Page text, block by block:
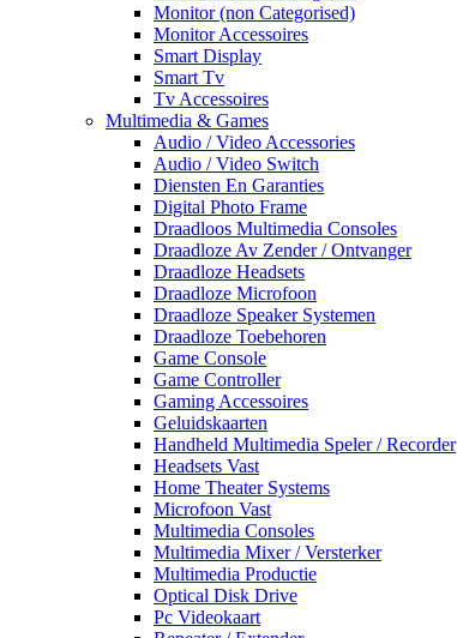
Monitor (non Categorised)
Monitor Accessoires
Smart Display
Smart Tv
Tv Accessoires
Multimedia & Games
Audio / Video Accessories
Audio / Video Switch
Diensten En Garanties
Digital Photo Frame
Draadloos Multimedia Consoles
Draadloze Av Zender / Ontvanger
Draadloze Headsets
Draadloze Microfoon
Draadloze Speaker Systemen
Draadloze Toebehoren
Game Console
Game Controller
Gaming Accessoires
Geluidskaarten
Handheld Multimedia Speler / Recorder
Headsets Vast
Home Theater Systems
Microfoon Vast
Multimedia Consoles
Multimedia Mixer / Versterker
Multimedia Productie
Optical Disk Drive
Pc Videokaart